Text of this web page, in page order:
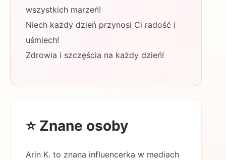
wszystkich marzeń!
Niech każdy dzień przynosi Ci radość i
uśmiech!
Zdrowia i szczęścia na każdy dzień!
⭐ Znane osoby
Arin K. to znana influencerka w mediach